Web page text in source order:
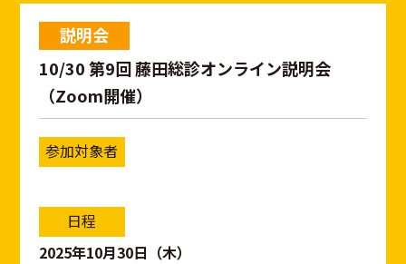
説明会
10/30 第9回 藤田総診オンライン説明会
（Zoom開催）
参加対象者
日程
2025年10月30日（木）